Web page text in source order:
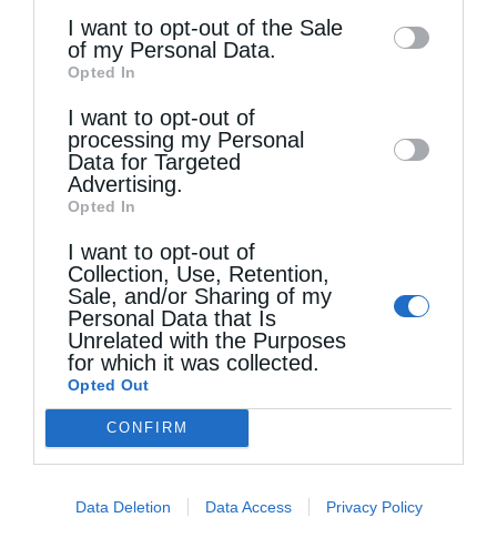
information may also be disclosed by us to
third parties on theIAB’s List of
Downstream Participants
disclose it to other third parties.
I want to opt-out of the Sale
of my Personal Data.
Opted In
I want to opt-out of
processing my Personal
Data for Targeted
Advertising.
Opted In
I want to opt-out of
Collection, Use, Retention,
Sale, and/or Sharing of my
Personal Data that Is
Unrelated with the Purposes
for which it was collected.
Opted Out
CONFIRM
Data Deletion Data Access Privacy Policy
Τελευταία άρθρα
Τα βράδια των Παρακλήσεων (Βίντεο)
Ο Οικουμενικός Πατριάρχης στο πανηγυρίζον
Μετόχι του Αγίου Παντελεήμονος στον Γαλατά
Δημητριάδος Ιγνάτιος: «Να φτάσουμε
προετοιμασμένοι στο Πάσχα του καλοκαιριού»